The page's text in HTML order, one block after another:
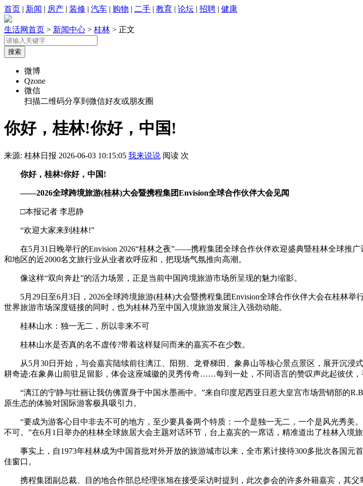
首页 | 新闻 | 房产 | 装修 | 汽车 | 购物 | 二手 | 教育 | 论坛 | 招聘 | 健康
生活网首页 > 新闻中心 > 桂林 > 正文
微博
Qzone
微信
扫描二维码分享到微信好友或朋友圈
你好，桂林!你好，中国!
来源: 桂林日报 2026-06-03 10:15:05 我来说说 阅读 次
你好，桂林!你好，中国!
——2026全球跨境旅游(桂林)大会暨携程集团Envision全球合作伙伴大会见闻
□本报记者 李思静
“欢迎大家来到桂林!”
在5月31日晚举行的Envision 2026“桂林之夜”——携程集团全球合作伙伴欢迎盛典暨桂林全球推
和地区的近2000名文旅行业从业者欢呼应和，把现场气氛推向高潮。
像这样“双向奔赴”的活力场景，正是当前中国跨境旅游市场所呈现的魅力缩影。
5月29日至6月3日，2026全球跨境旅游(桂林)大会暨携程集团Envision全球合作伙伴大会在桂林
世界旅游市场深度链接的同时，也为桂林乃至中国入境旅游发展注入强劲动能。
桂林山水：独一无二，所以非来不可
桂林山水是否真的名不虚传?带着这样疑问而来的嘉宾不在少数。
从5月30日开始，与会嘉宾陆续前往漓江、阳朔、龙脊梯田、象鼻山等核心景点景区，展开沉浸
耕奇迹;在象鼻山前驻足留影，体会这座城徽的灵秀传奇……每到一处，不同语言的赞叹声此起彼伏，
“漓江的宁静与壮丽让我仿佛置身于中国水墨画中。”来自印度尼西亚日惹大皇宫市场营销部的
原生态的体验对国际游客极具吸引力。
“要成为游客心目中非去不可的地方，至少要具备两个特质：一个是独一无二，一个是风光秀美
不可。”在6月1日举办的桂林全球旅居大会主题对话环节，台上嘉宾的一席话，精准道出了桂林入境
事实上，自1973年桂林成为中国首批对外开放的旅游城市以来，全市累计接待300多批次各国元
佳窗口。
携程集团副总裁、目的地合作部总经理张旭在接受采访时提到，此次参会的许多外籍嘉宾，其父